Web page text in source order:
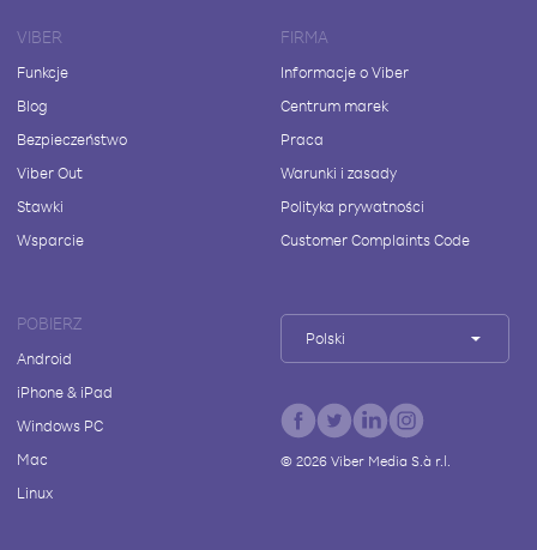
VIBER
Funkcje
Blog
Bezpieczeństwo
Viber Out
Stawki
Wsparcie
FIRMA
Informacje o Viber
Centrum marek
Praca
Warunki i zasady
Polityka prywatności
Customer Complaints Code
POBIERZ
Android
iPhone & iPad
Windows PC
Mac
Linux
Polski
© 2026Viber Media S.à r.l.